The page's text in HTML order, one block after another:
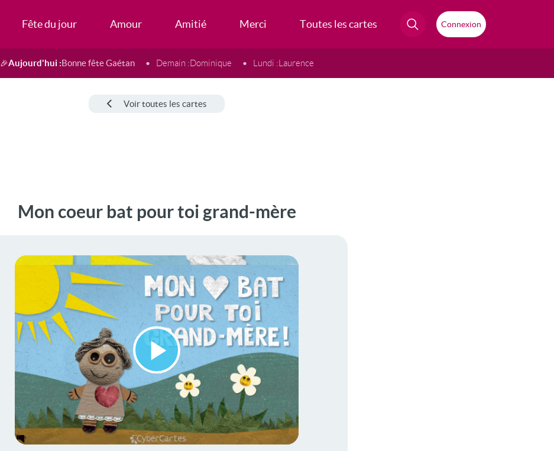
Fête du jour Amour Amitié Merci Toutes les cartes Connexion
🎉Aujourd'hui :Bonne fête Gaétan Demain :Dominique Lundi :Laurence
Voir toutes les cartes
Mon coeur bat pour toi grand-mère
Lire
la